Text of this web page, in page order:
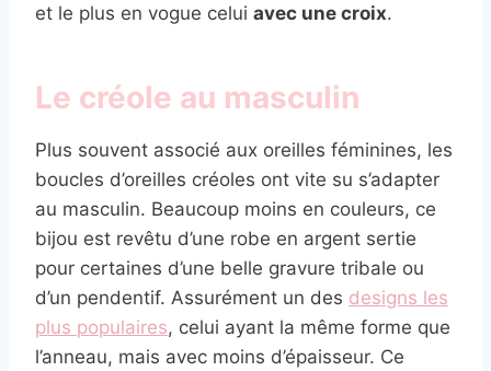
et le plus en vogue celui avec une croix.
Le créole au masculin
Plus souvent associé aux oreilles féminines, les
boucles d’oreilles créoles ont vite su s’adapter
au masculin. Beaucoup moins en couleurs, ce
bijou est revêtu d’une robe en argent sertie
pour certaines d’une belle gravure tribale ou
d’un pendentif. Assurément un des designs les
plus populaires, celui ayant la même forme que
l’anneau, mais avec moins d’épaisseur. Ce